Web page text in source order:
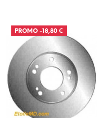
PROMO -18,80 €